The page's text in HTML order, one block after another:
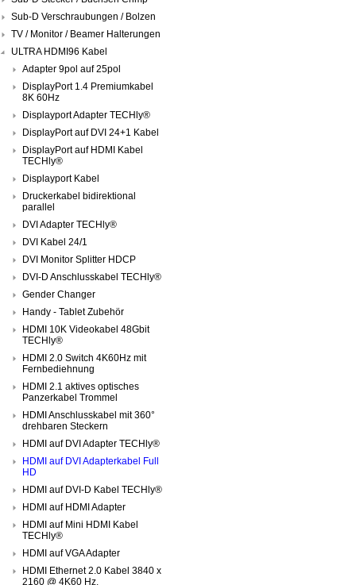
Sub-D Verschraubungen / Bolzen
TV / Monitor / Beamer Halterungen
ULTRA HDMI96 Kabel
Adapter 9pol auf 25pol
DisplayPort 1.4 Premiumkabel
8K 60Hz
Displayport Adapter TECHly®
DisplayPort auf DVI 24+1 Kabel
DisplayPort auf HDMI Kabel
TECHly®
Displayport Kabel
Druckerkabel bidirektional
parallel
DVI Adapter TECHly®
DVI Kabel 24/1
DVI Monitor Splitter HDCP
DVI-D Anschlusskabel TECHly®
Gender Changer
Handy - Tablet Zubehör
HDMI 10K Videokabel 48Gbit
TECHly®
HDMI 2.0 Switch 4K60Hz mit
Fernbediehnung
HDMI 2.1 aktives optisches
Panzerkabel Trommel
HDMI Anschlusskabel mit 360°
drehbaren Steckern
HDMI auf DVI Adapter TECHly®
HDMI auf DVI Adapterkabel Full
HD
HDMI auf DVI-D Kabel TECHly®
HDMI auf HDMI Adapter
HDMI auf Mini HDMI Kabel
TECHly®
HDMI auf VGA Adapter
HDMI Ethernet 2.0 Kabel 3840 x
2160 @ 4K60 Hz.